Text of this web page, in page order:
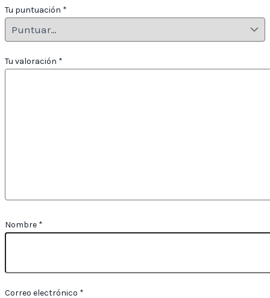
Tu puntuación *
Tu valoración *
Nombre *
Correo electrónico *